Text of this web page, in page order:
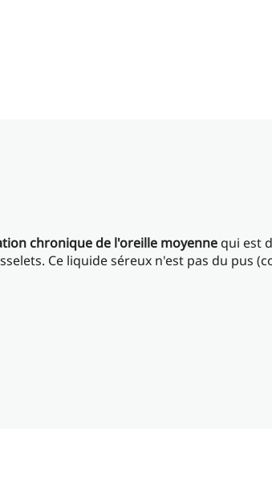
chronique de l'oreille moyennequi est
Ce liquide séreux n'est pas du pus